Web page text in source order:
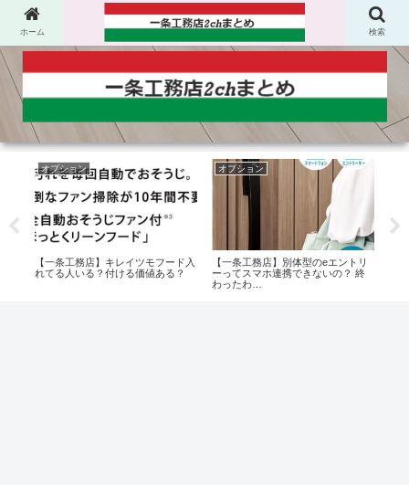
オプション
【一条工務店】キレイツモフード入
れてる人いる？付ける価値ある？
オプション
【一条工務店】別体型のeエントリ
ーってスマホ連携できないの？ 終
わったわ…
ホーム 検索